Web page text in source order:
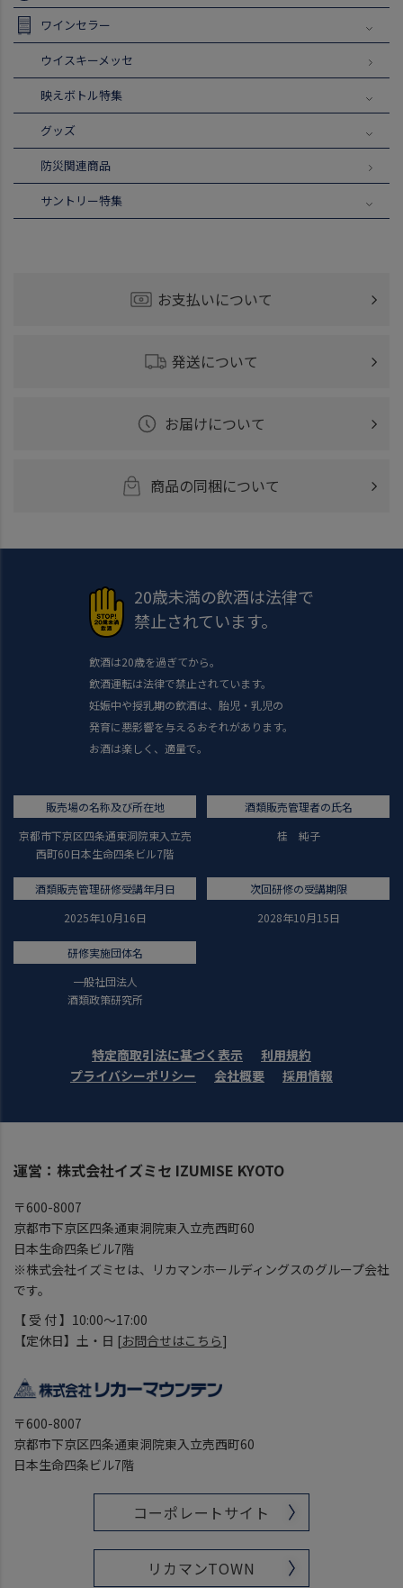
ワインセラー
ウイスキーメッセ
映えボトル特集
グッズ
防災関連商品
サントリー特集
お支払いについて
発送について
お届けについて
商品の同梱について
20歳未満の飲酒は法律で
禁止されています。
飲酒は20歳を過ぎてから。
飲酒運転は法律で禁止されています。
妊娠中や授乳期の飲酒は、胎児・乳児の
発育に悪影響を与えるおそれがあります。
お酒は楽しく、適量で。
販売場の名称及び所在地
京都市下京区四条通東洞院東入立売
西町60日本生命四条ビル7階
酒類販売管理者の氏名
桂 純子
酒類販売管理研修受講年月日
2025年10月16日
次回研修の受講期限
2028年10月15日
研修実施団体名
一般社団法人
酒類政策研究所
特定商取引法に基づく表示
利用規約
プライバシーポリシー
会社概要 採用情報
運営：株式会社イズミセ IZUMISE KYOTO
〒600-8007
京都市下京区四条通東洞院東入立売西町60
日本生命四条ビル7階
※株式会社イズミセは、リカマンホールディングスのグループ会社
です。
【 受 付 】10:00～17:00
【定休日】土・日 [お問合せはこちら]
〒600-8007
京都市下京区四条通東洞院東入立売西町60
日本生命四条ビル7階
コーポレートサイト
リカマンTOWN